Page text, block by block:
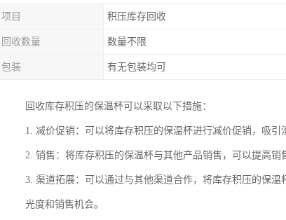
项目 积压库存回收
回收数量 数量不限
包装 有无包装均可
回收库存积压的保温杯可以采取以下措施：
1. 减价促销：可以将库存积压的保温杯进行减价促销，吸
2. 销售：将库存积压的保温杯与其他产品销售，可以提高
3. 渠道拓展：可以通过与其他渠道合作，将库存积压的保
光度和销售机会。